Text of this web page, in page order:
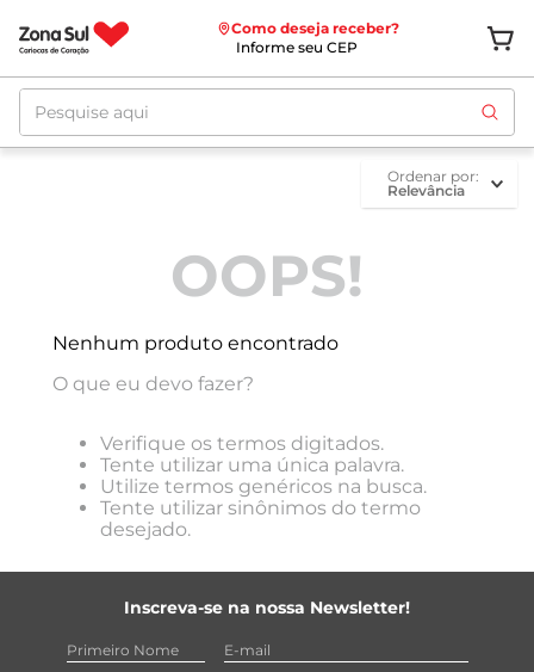
Como deseja receber?
Informe seu CEP
Pesquise aqui
ordenar por
Relevância
OOPS!
Nenhum produto encontrado
O que eu devo fazer?
Verifique os termos digitados.
Tente utilizar uma única palavra.
Utilize termos genéricos na busca.
Tente utilizar sinônimos do termo
desejado.
Inscreva-se na nossa Newsletter!